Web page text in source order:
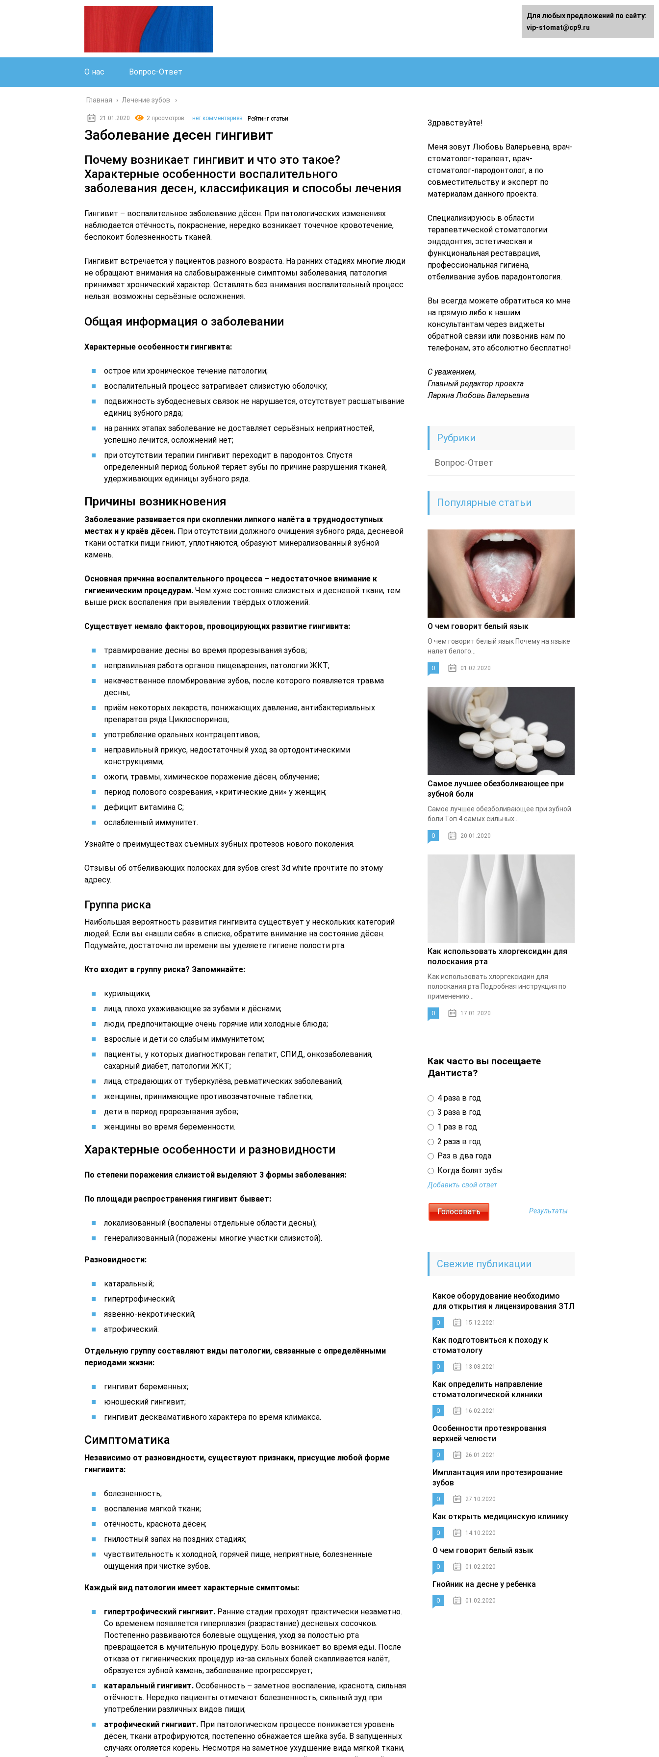
О нас Вопрос-Ответ
Главная › Лечение зубов
21.01.2020 2 просмотров нет комментариев Рейтинг статьи
Заболевание десен гингивит
Почему возникает гингивит и что это такое?
Характерные особенности воспалительного
заболевания десен, классификация и способы лечения
Гингивит – воспалительное заболевание дёсен. При патологических изменениях
наблюдается отёчность, покраснение, нередко возникает точечное кровотечение,
беспокоит болезненность тканей.
Гингивит встречается у пациентов разного возраста. На ранних стадиях многие люди
не обращают внимания на слабовыраженные симптомы заболевания, патология
принимает хронический характер. Оставлять без внимания воспалительный процесс
нельзя: возможны серьёзные осложнения.
Общая информация о заболевании
Характерные особенности гингивита:
острое или хроническое течение патологии;
воспалительный процесс затрагивает слизистую оболочку;
подвижность зубодесневых связок не нарушается, отсутствует расшатывание
единиц зубного ряда;
на ранних этапах заболевание не доставляет серьёзных неприятностей,
успешно лечится, осложнений нет;
при отсутствии терапии гингивит переходит в пародонтоз. Спустя
определённый период больной теряет зубы по причине разрушения тканей,
удерживающих единицы зубного ряда.
Причины возникновения
Заболевание развивается при скоплении липкого налёта в труднодоступных
местах и у краёв дёсен. При отсутствии должного очищения зубного ряда, десневой
ткани остатки пищи гниют, уплотняются, образуют минерализованный зубной
камень.
Основная причина воспалительного процесса – недостаточное внимание к
гигиеническим процедурам. Чем хуже состояние слизистых и десневой ткани, тем
выше риск воспаления при выявлении твёрдых отложений.
Существует немало факторов, провоцирующих развитие гингивита:
травмирование десны во время прорезывания зубов;
неправильная работа органов пищеварения, патологии ЖКТ;
некачественное пломбирование зубов, после которого появляется травма
десны;
приём некоторых лекарств, понижающих давление, антибактериальных
препаратов ряда Циклоспоринов;
употребление оральных контрацептивов;
неправильный прикус, недостаточный уход за ортодонтическими
конструкциями;
ожоги, травмы, химическое поражение дёсен, облучение;
период полового созревания, «критические дни» у женщин;
дефицит витамина С;
ослабленный иммунитет.
Узнайте о преимуществах съёмных зубных протезов нового поколения.
Отзывы об отбеливающих полосках для зубов crest 3d white прочтите по этому
адресу.
Группа риска
Наибольшая вероятность развития гингивита существует у нескольких категорий
людей. Если вы «нашли себя» в списке, обратите внимание на состояние дёсен.
Подумайте, достаточно ли времени вы уделяете гигиене полости рта.
Кто входит в группу риска? Запоминайте:
курильщики;
лица, плохо ухаживающие за зубами и дёснами;
люди, предпочитающие очень горячие или холодные блюда;
взрослые и дети со слабым иммунитетом;
пациенты, у которых диагностирован гепатит, СПИД, онкозаболевания,
сахарный диабет, патологии ЖКТ;
лица, страдающих от туберкулёза, ревматических заболеваний;
женщины, принимающие противозачаточные таблетки;
дети в период прорезывания зубов;
женщины во время беременности.
Характерные особенности и разновидности
По степени поражения слизистой выделяют 3 формы заболевания:
По площади распространения гингивит бывает:
локализованный (воспалены отдельные области десны);
генерализованный (поражены многие участки слизистой).
Разновидности:
катаральный;
гипертрофический;
язвенно-некротический;
атрофический.
Отдельную группу составляют виды патологии, связанные с определёнными
периодами жизни:
гингивит беременных;
юношеский гингивит;
гингивит десквамативного характера по время климакса.
Симптоматика
Независимо от разновидности, существуют признаки, присущие любой форме
гингивита:
болезненность;
воспаление мягкой ткани;
отёчность, краснота дёсен;
гнилостный запах на поздних стадиях;
чувствительность к холодной, горячей пище, неприятные, болезненные
ощущения при чистке зубов.
Каждый вид патологии имеет характерные симптомы:
гипертрофический гингивит. Ранние стадии проходят практически незаметно.
Со временем появляется гиперплазия (разрастание) десневых сосочков.
Постепенно развиваются болевые ощущения, уход за полостью рта
превращается в мучительную процедуру. Боль возникает во время еды. После
отказа от гигиенических процедур из-за сильных болей скапливается налёт,
образуется зубной камень, заболевание прогрессирует;
катаральный гингивит. Особенность – заметное воспаление, краснота, сильная
отёчность. Нередко пациенты отмечают болезненность, сильный зуд при
употреблении различных видов пищи;
атрофический гингивит. При патологическом процессе понижается уровень
дёсен, ткани атрофируются, постепенно обнажается шейка зуба. В запущенных
случаях оголяется корень. Несмотря на заметное ухудшение вида мягкой ткани,
Здравствуйте!
Меня зовут Любовь Валерьевна, врач-
стоматолог-терапевт, врач-
стоматолог-пародонтолог, а по
совместительству и эксперт по
материалам данного проекта.
Специализируюсь в области
терапевтической стоматологии:
эндодонтия, эстетическая и
функциональная реставрация,
профессиональная гигиена,
отбеливание зубов парадонтология.
Вы всегда можете обратиться ко мне
на прямую либо к нашим
консультантам через виджеты
обратной связи или позвонив нам по
телефонам, это абсолютно бесплатно!
С уважением,
Главный редактор проекта
Ларина Любовь Валерьевна
Рубрики
Вопрос-Ответ
Популярные статьи
О чем говорит белый язык
О чем говорит белый язык Почему на языке
налет белого...
0 01.02.2020
Самое лучшее обезболивающее при
зубной боли
Самое лучшее обезболивающее при зубной
боли Топ 4 самых сильных...
0 20.01.2020
Как использовать хлоргексидин для
полоскания рта
Как использовать хлоргексидин для
полоскания рта Подробная инструкция по
применению...
0 17.01.2020
Как часто вы посещаете
Дантиста?
4 раза в год
3 раза в год
1 раз в год
2 раза в год
Раз в два года
Когда болят зубы
Добавить свой ответ
Результаты
Свежие публикации
Какое оборудование необходимо
для открытия и лицензирования ЗТЛ
0 15.12.2021
Как подготовиться к походу к
стоматологу
0 13.08.2021
Как определить направление
стоматологической клиники
0 16.02.2021
Особенности протезирования
верхней челюсти
0 26.01.2021
Имплантация или протезирование
зубов
0 27.10.2020
Как открыть медицинскую клинику
0 14.10.2020
О чем говорит белый язык
0 01.02.2020
Гнойник на десне у ребенка
0 01.02.2020
Для любых предложений по сайту:
vip-stomat@cp9.ru